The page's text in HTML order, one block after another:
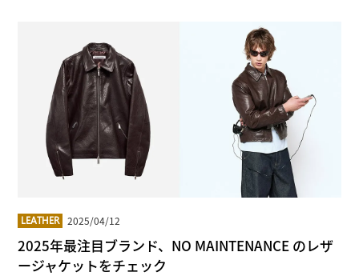
LEATHER 2025/04/12
2025年最注目ブランド、NO MAINTENANCE のレザ
ージャケットをチェック